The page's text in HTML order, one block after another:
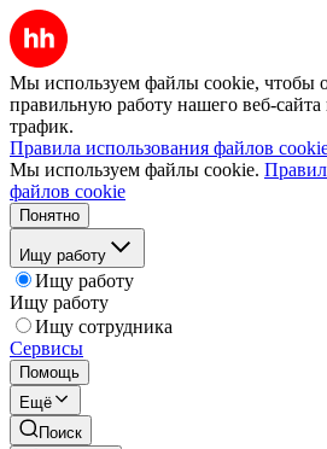
Мы используем файлы cookie, чтобы
правильную работу нашего веб-сайта
трафик.
Правила использования файлов
Мы используем файлы cookie.
файлов cookie
Понятно
Ищу работу
Ищу работу
Ищу работу
Ищу сотрудника
Сервисы
Помощь
Ещё
Поиск